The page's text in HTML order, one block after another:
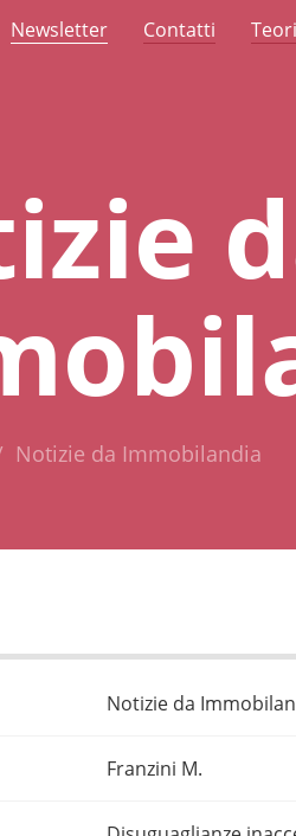
Newsletter Contatti
Notizie da Immobilandia
Notizie da
Franzini M.